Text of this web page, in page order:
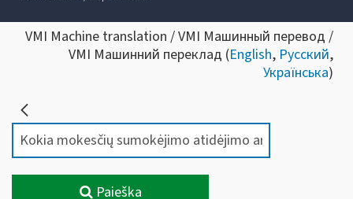
VMI Machine translation / VMI Машинный перевод /
VMI Машинний переклад (English, Русский,
Українська)
Paieška